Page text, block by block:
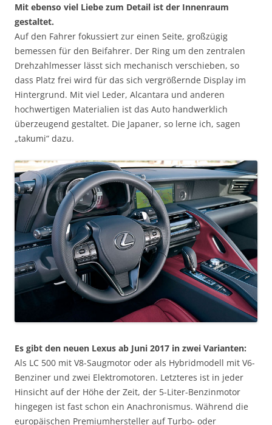
Mit ebenso viel Liebe zum Detail ist der Innenraum
gestaltet.
Auf den Fahrer fokussiert zur einen Seite, großzügig
bemessen für den Beifahrer. Der Ring um den zentralen
Drehzahlmesser lässt sich mechanisch verschieben, so
dass Platz frei wird für das sich vergrößernde Display im
Hintergrund. Mit viel Leder, Alcantara und anderen
hochwertigen Materialien ist das Auto handwerklich
überzeugend gestaltet. Die Japaner, so lerne ich, sagen
„takumi“ dazu.
Es gibt den neuen Lexus ab Juni 2017 in zwei Varianten:
Als LC 500 mit V8-Saugmotor oder als Hybridmodell mit V6-
Benziner und zwei Elektromotoren. Letzteres ist in jeder
Hinsicht auf der Höhe der Zeit, der 5-Liter-Benzinmotor
hingegen ist fast schon ein Anachronismus. Während die
europäischen Premiumhersteller auf Turbo- oder